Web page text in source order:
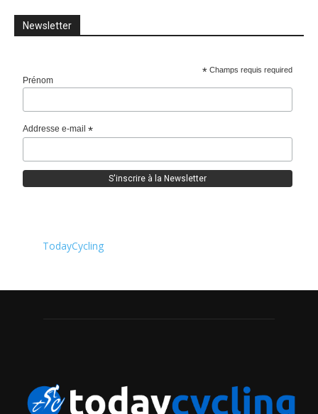
Newsletter
* Champs requis required
Prénom
Addresse e-mail*
TodayCycling